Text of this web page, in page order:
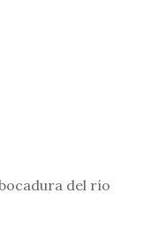
del río